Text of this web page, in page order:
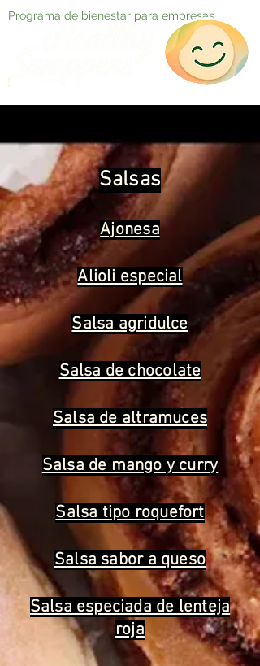
Programa de bienestar para empresas
Salsas
Ajonesa
Alioli especial
Salsa agridulce
Salsa de chocolate
Salsa de altramuces
Salsa de mango y curry
Salsa tipo roquefort
Salsa sabor a queso
Salsa especiada de lenteja
roja